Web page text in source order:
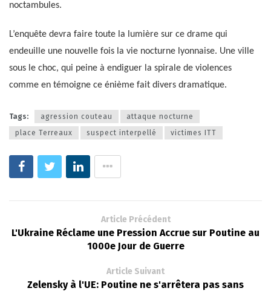
noctambules.
L’enquête devra faire toute la lumière sur ce drame qui
endeuille une nouvelle fois la vie nocturne lyonnaise. Une ville
sous le choc, qui peine à endiguer la spirale de violences
comme en témoigne ce énième fait divers dramatique.
Tags: agression couteau
attaque nocturne
place Terreaux
suspect interpellé victimes ITT
Article Précédent
L'Ukraine Réclame une Pression Accrue sur Poutine au
1000e Jour de Guerre
Article Suivant
Zelensky à l'UE: Poutine ne s'arrêtera pas sans